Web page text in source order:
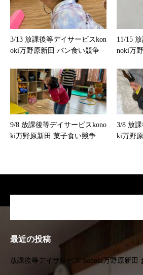
3/13 放課後等デイサービスkon
oki万野原新田 パン食い競争
11/15
noki万
9/8 放課後等デイサービスkono
ki万野原新田 菓子食い競争
3/8 放
ki万野
最近の投稿
放課後等デイサービス konoki万野原新田